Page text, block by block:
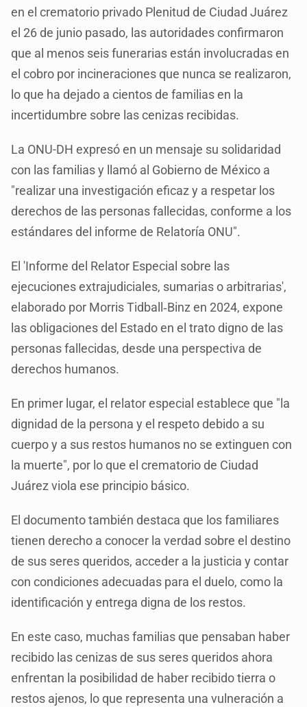
en el crematorio privado Plenitud de Ciudad Juárez
el 26 de junio pasado, las autoridades confirmaron
que al menos seis funerarias están involucradas en
el cobro por incineraciones que nunca se realizaron,
lo que ha dejado a cientos de familias en la
incertidumbre sobre las cenizas recibidas.
La ONU-DH expresó en un mensaje su solidaridad
con las familias y llamó al Gobierno de México a
"realizar una investigación eficaz y a respetar los
derechos de las personas fallecidas, conforme a los
estándares del informe de Relatoría ONU".
El 'Informe del Relator Especial sobre las
ejecuciones extrajudiciales, sumarias o arbitrarias',
elaborado por Morris Tidball‑Binz en 2024, expone
las obligaciones del Estado en el trato digno de las
personas fallecidas, desde una perspectiva de
derechos humanos.
En primer lugar, el relator especial establece que "la
dignidad de la persona y el respeto debido a su
cuerpo y a sus restos humanos no se extinguen con
la muerte", por lo que el crematorio de Ciudad
Juárez viola ese principio básico.
El documento también destaca que los familiares
tienen derecho a conocer la verdad sobre el destino
de sus seres queridos, acceder a la justicia y contar
con condiciones adecuadas para el duelo, como la
identificación y entrega digna de los restos.
En este caso, muchas familias que pensaban haber
recibido las cenizas de sus seres queridos ahora
enfrentan la posibilidad de haber recibido tierra o
restos ajenos, lo que representa una vulneración a